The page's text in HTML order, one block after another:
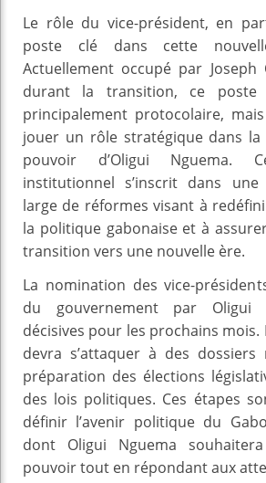
Le rôle du vice-président, en
poste clé dans cette
Actuellement occupé par Joseph
durant la transition, ce
principalement protocolaire,
jouer un rôle stratégique dans
pouvoir d’Oligui Nguema.
institutionnel s’inscrit dans
large de réformes visant à
la politique gabonaise et à
transition vers une nouvelle ère.
La nomination des vice-
du gouvernement par Oligui
décisives pour les prochains
devra s’attaquer à des
préparation des élections
des lois politiques. Ces étapes
définir l’avenir politique du
dont Oligui Nguema
pouvoir tout en répondant aux